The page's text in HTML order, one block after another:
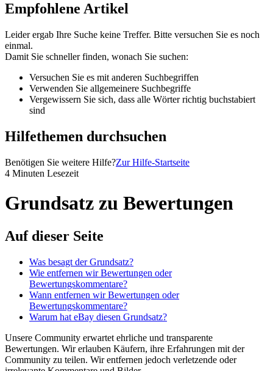
Empfohlene Artikel
Leider ergab Ihre Suche keine Treffer. Bitte versuchen Sie es noch
einmal.
Damit Sie schneller finden, wonach Sie suchen:
Versuchen Sie es mit anderen Suchbegriffen
Verwenden Sie allgemeinere Suchbegriffe
Vergewissern Sie sich, dass alle Wörter richtig buchstabiert
sind
Hilfethemen durchsuchen
Benötigen Sie weitere Hilfe?Zur Hilfe-Startseite
4 Minuten Lesezeit
Grundsatz zu Bewertungen
Auf dieser Seite
Was besagt der Grundsatz?
Wie entfernen wir Bewertungen oder
Bewertungskommentare?
Wann entfernen wir Bewertungen oder
Bewertungskommentare?
Warum hat eBay diesen Grundsatz?
Unsere Community erwartet ehrliche und transparente
Bewertungen. Wir erlauben Käufern, ihre Erfahrungen mit der
Community zu teilen. Wir entfernen jedoch verletzende oder